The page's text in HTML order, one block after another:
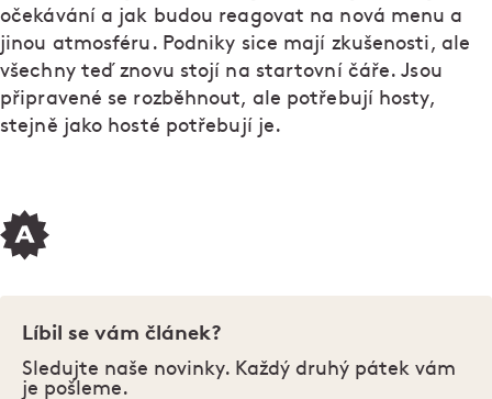
očekávání a jak budou reagovat na nová menu a
jinou atmosféru. Podniky sice mají zkušenosti, ale
všechny teď znovu stojí na startovní čáře. Jsou
připravené se rozběhnout, ale potřebují hosty,
stejně jako hosté potřebují je.
Líbil se vám článek?
Sledujte naše novinky. Každý druhý pátek vám
je pošleme.